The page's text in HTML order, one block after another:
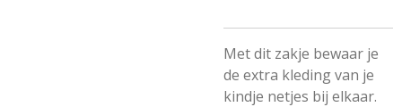
Met dit zakje bewaar je
de extra kleding van je
kindje netjes bij elkaar.